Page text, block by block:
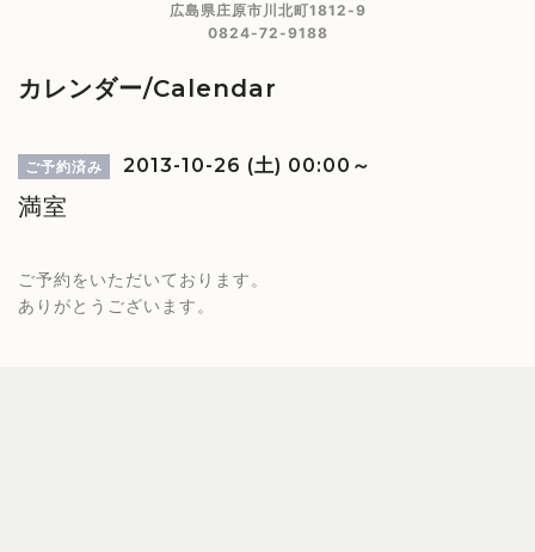
広島県庄原市川北町1812-9
0824-72-9188
カレンダー/Calendar
ご予約済み 2013-10-26 (土) 00:00～
満室
ご予約をいただいております。
ありがとうございます。